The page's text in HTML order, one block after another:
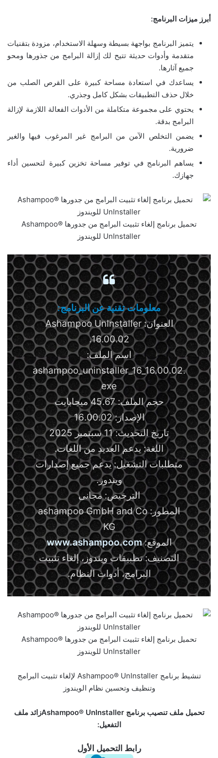
أبرز ميزات البرنامج:
يتميز البرنامج بواجهة بسيطة وسهلة الاستخدام، مزودة بتقنيات
متقدمة وأدوات حديثة تتيح لك إزالة البرامج من جذورها ومحو
جميع آثارها.
يساعدك في استعادة مساحة كبيرة على القرص الصلب من
خلال حذف التطبيقات بشكل كامل وجذري.
يحتوي على مجموعة متكاملة من الأدوات الفعالة اللازمة لإزالة
البرامج بدقة.
يضمن التخلص الآمن من البرامج غير المرغوب فيها والغير
ضرورية.
يساهم البرنامج في توفير مساحة تخزين كبيرة لتحسين أداء
جهازك.
تحميل برنامج إلغاء تثبيت البرامج من جدورها Ashampoo®
UnInstaller للويندوز
معلومات تقنية عن البرنامج:
العنوان: Ashampoo UnInstaller
16.00.02.
اسم الملف:
ashampoo_uninstaller_16_16.00.02.
exe
حجم الملف: 45.67 ميجابايت
الإصدار: 16.00.02
تاريخ التحديث: 11 سبتمبر 2025
اللغة: يدعم العديد من اللغات.
متطلبات التشغيل: يدعم جميع إصدارات
ويندوز.
الترخيص: مجانى
المطور: ashampoo GmbH and Co
KG
الموقع:www.ashampoo.com
التصنيف: تطبيقات ويندوز، إلغاء تثبيت
البرامج، أدوات النظام.
تحميل برنامج إلغاء تثبيت البرامج من جدورها Ashampoo®
UnInstaller للويندوز
تنشيط برنامج Ashampoo® UnInstaller لإلغاء تثبيت البرامج
وتنظيف وتحسين نظام الويندوز
تحميل ملف تنصيب برنامج Ashampoo® UnInstallerزائد ملف
التفعيل:
رابط التحميل الأول